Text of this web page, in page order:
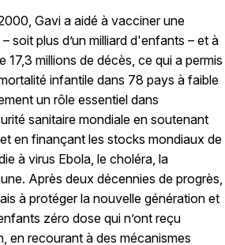
Gavi a aidé à vacciner une
soit plus d’un milliard d'enfants – et à
17,3 millions de décès, ce qui a permis
infantile dans 78 pays à faible
un rôle essentiel dans
sanitaire mondiale en soutenant
en finançant les stocks mondiaux de
à virus Ebola, le choléra, la
Après deux décennies de progrès,
à protéger la nouvelle génération et
zéro dose qui n’ont reçu
en recourant à des mécanismes